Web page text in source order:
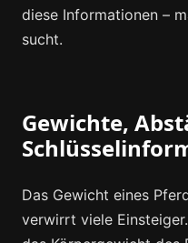
diese Informationen –
sucht.
Gewichte,
Das Gewicht eines
verwirrt viele